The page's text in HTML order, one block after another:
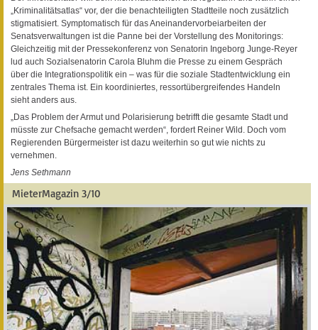
„Kriminalitätsatlas“ vor, der die benachteiligten Stadtteile noch zusätzlich
stigmatisiert. Symptomatisch für das Aneinandervorbeiarbeiten der
Senatsverwaltungen ist die Panne bei der Vorstellung des Monitorings:
Gleichzeitig mit der Pressekonferenz von Senatorin Ingeborg Junge-Reyer
lud auch Sozialsenatorin Carola Bluhm die Presse zu einem Gespräch
über die Integrationspolitik ein – was für die soziale Stadtentwicklung ein
zentrales Thema ist. Ein koordiniertes, ressortübergreifendes Handeln
sieht anders aus.
„Das Problem der Armut und Polarisierung betrifft die gesamte Stadt und
müsste zur Chefsache gemacht werden“, fordert Reiner Wild. Doch vom
Regierenden Bürgermeister ist dazu weiterhin so gut wie nichts zu
vernehmen.
Jens Sethmann
MieterMagazin 3/10